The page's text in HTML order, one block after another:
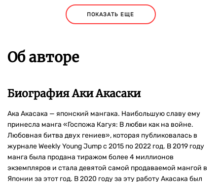
ПОКАЗАТЬ ЕЩЕ
Об авторе
Биография Аки Акасаки
Ака Акасака — японский мангака. Наибольшую славу ему
принесла манга «Госпожа Кагуя: В любви как на войне.
Любовная битва двух гениев», которая публиковалась в
журнале Weekly Young Jump с 2015 по 2022 год. В 2019 году
манга была продана тиражом более 4 миллионов
экземпляров и стала девятой самой продаваемой мангой в
Японии за этот год. В 2020 году за эту работу Акасака был